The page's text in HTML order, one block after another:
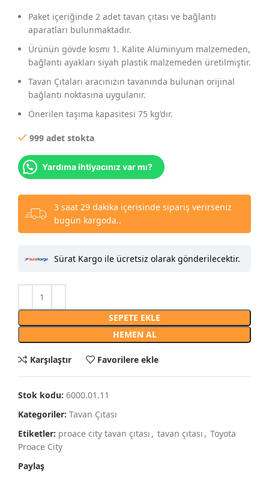
Paket içeriğinde 2 adet tavan çıtası ve bağlantı
aparatları bulunmaktadır.
Ürünün gövde kısmı 1. Kalite Alüminyum malzemeden,
bağlantı ayakları siyah plastik malzemeden üretilmiştir.
Tavan Çıtaları aracınızın tavanında bulunan orijinal
bağlantı noktasına uygulanır.
Önerilen taşıma kapasitesi 75 kg’dır.
999 adet stokta
Yardıma ihtiyacınız var mı?
3 saat 29 dakika içerisinde sipariş verirseniz
bugün kargoda..
Sürat Kargo ile ücretsiz olarak gönderilecektir.
SEPETE EKLE
HEMEN AL
Karşılaştır Favorilere ekle
Stok kodu: 6000.01.11
Kategoriler: Tavan Çıtası
Etiketler: proace city tavan çıtası , tavan çıtası , Toyota
Proace City
Paylaş